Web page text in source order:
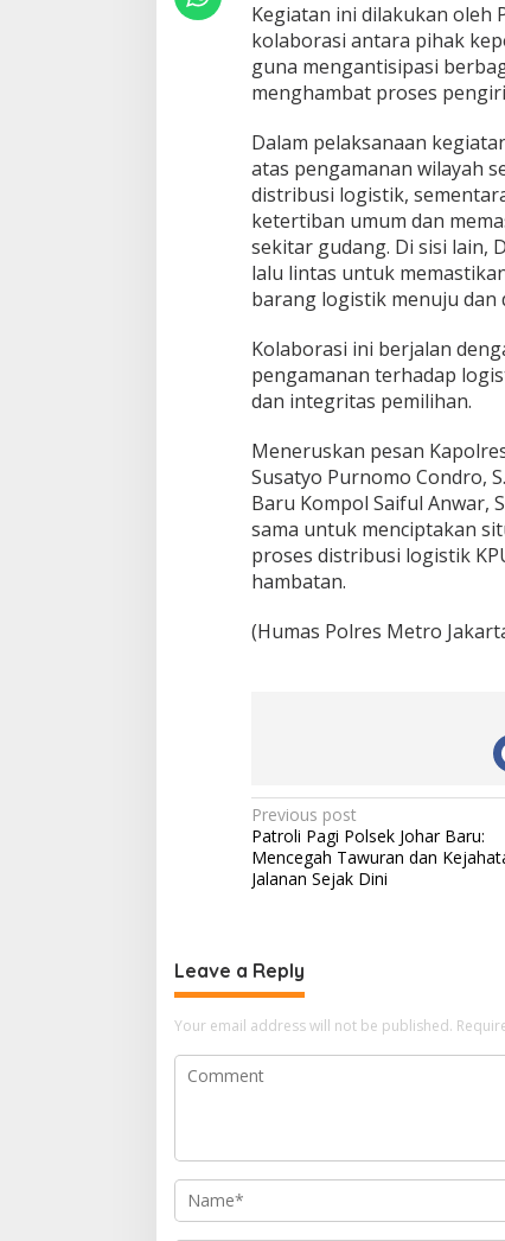
Kegiatan ini dilakukan oleh
kolaborasi antara pihak
guna mengantisipasi
menghambat proses
Dalam pelaksanaan
atas pengamanan wilayah
distribusi logistik,
ketertiban umum dan
sekitar gudang. Di sisi lain,
lalu lintas untuk
barang logistik menuju dan
Kolaborasi ini berjalan
pengamanan terhadap
dan integritas pemilihan.
Meneruskan pesan
Susatyo Purnomo Condro,
Baru Kompol Saiful Anwar,
sama untuk menciptakan
proses distribusi logistik
hambatan.
(Humas Polres Metro
Post
navigation
Previous post
Patroli Pagi Polsek Johar Baru:
Mencegah Tawuran dan
Jalanan Sejak Dini
Leave a Reply
Your email address will not be published.